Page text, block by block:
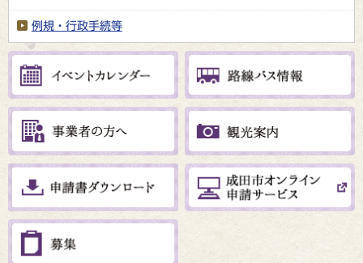
例規・行政手続等